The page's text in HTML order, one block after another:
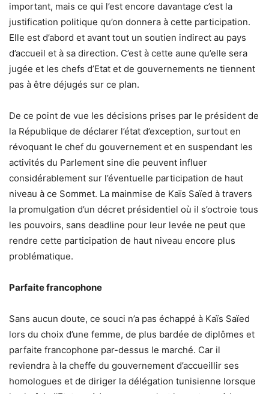
important, mais ce qui l’est encore davantage c’est la
justification politique qu’on donnera à cette participation.
Elle est d’abord et avant tout un soutien indirect au pays
d’accueil et à sa direction. C’est à cette aune qu’elle sera
jugée et les chefs d’Etat et de gouvernements ne tiennent
pas à être déjugés sur ce plan.
De ce point de vue les décisions prises par le président de
la République de déclarer l’état d’exception, surtout en
révoquant le chef du gouvernement et en suspendant les
activités du Parlement sine die peuvent influer
considérablement sur l’éventuelle participation de haut
niveau à ce Sommet. La mainmise de Kaïs Saïed à travers
la promulgation d’un décret présidentiel où il s’octroie tous
les pouvoirs, sans deadline pour leur levée ne peut que
rendre cette participation de haut niveau encore plus
problématique.
Parfaite francophone
Sans aucun doute, ce souci n’a pas échappé à Kaïs Saïed
lors du choix d’une femme, de plus bardée de diplômes et
parfaite francophone par-dessus le marché. Car il
reviendra à la cheffe du gouvernement d’accueillir ses
homologues et de diriger la délégation tunisienne lorsque